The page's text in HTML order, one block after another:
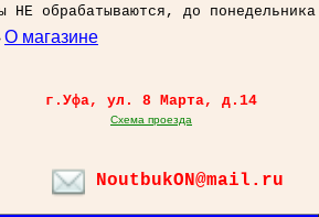
обрабатываются, до понедельника
О магазине
г.Уфа, ул. 8 Марта, д.14
Схема проезда
NoutbukON@mail.ru